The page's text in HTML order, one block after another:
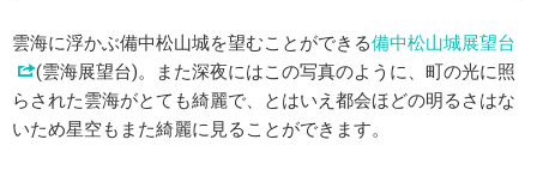
雲海に浮かぶ備中松山城を望むことができる備中松山城展望台
(雲海展望台)。また深夜にはこの写真のように、町の光に照
らされた雲海がとても綺麗で、とはいえ都会ほどの明るさはな
いため星空もまた綺麗に見ることができます。